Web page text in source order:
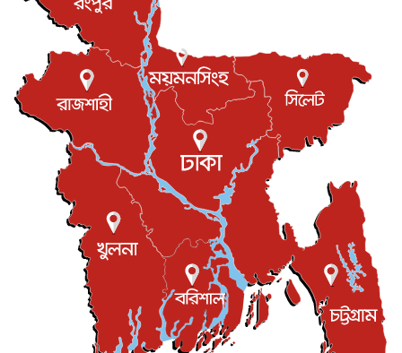
বিরোধ কাটিয়ে কূটনৈতিক সম্পর্ক পুনঃস্থাপন করছে মেক্সিকো ও
আন্তর্জাতিক
এবার ওটিটিতে মুক্তি পেল ‘মালিক’
বিনোদন ৮ আগস্ট, ২০২৬
রিয়ালকে ‘না’ বলা রদ্রির জন্য বার্সার কাছে কত চাইল ম্যানসিটি
খেলাধুলা
শিল্পকলায় চলচ্চিত্র উৎসব, বিনা মূল্যে দেখা যাবে ৬ সিনেমা
বিনোদন ৮ আগস্ট, ২০২৬
ইস্ট লন্ডন মসজিদের জুমার খুতবা : “কুরআন হোক জীবন দেখার
লেন্স...
ইসলাম ও জীবন ৭ আগস্ট, ২০২৬
সিলেটের কন্যা মোহিনী রশিদ এনওয়াইপিডির উচ্চপদস্থ কর্মকর্তা
দেশজুড়ে ৬ আগস্ট, ২০২৬